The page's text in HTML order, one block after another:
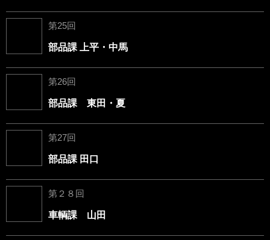
第25回
部品課 上平・中馬
第26回
部品課 東田・夏
第27回
部品課 田口
第２８回
車輌課 山田